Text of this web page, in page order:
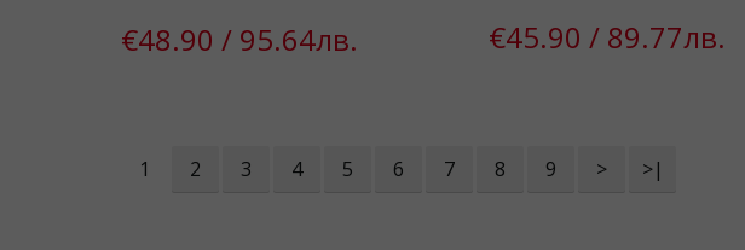
€48.90 / 95.64лв. €45.90 / 89.77лв.
1 2 3 4 5 6 7 8 9 > >|